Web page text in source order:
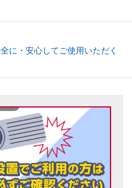
に・安心してご使用いただく